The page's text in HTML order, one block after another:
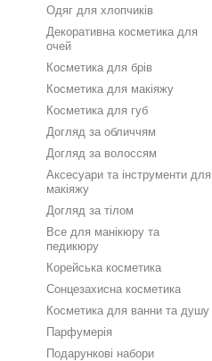
Одяг для хлопчиків
Декоративна косметика для
очей
Косметика для брів
Косметика для макіяжу
Косметика для губ
Догляд за обличчям
Догляд за волоссям
Аксесуари та інструменти для
макіяжу
Догляд за тілом
Все для манікюру та
педикюру
Корейська косметика
Сонцезахисна косметика
Косметика для ванни та душу
Парфумерія
Подарункові набори